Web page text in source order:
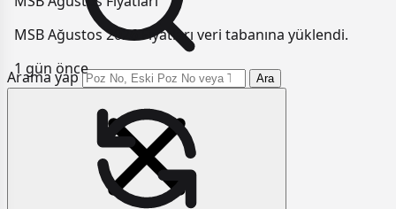
Arama yap Ara
MSB Ağustos 2026 Fiyatları veri tabanına yüklendi.
1 gün önce